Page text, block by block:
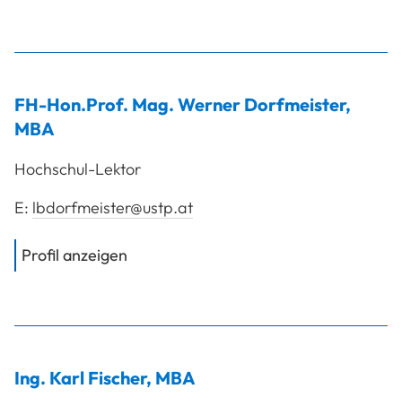
FH-Hon.Prof. Mag. Werner Dorfmeister,
MBA
Hochschul-Lektor
E: lbdorfmeister@ustp.at
Profil anzeigen
Ing. Karl Fischer, MBA